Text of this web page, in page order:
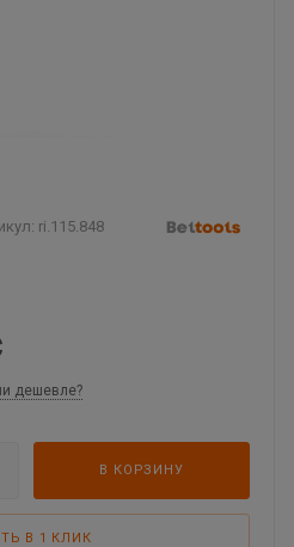
ri.115.848
дешевле?
В КОРЗИНУ
В 1 КЛИК